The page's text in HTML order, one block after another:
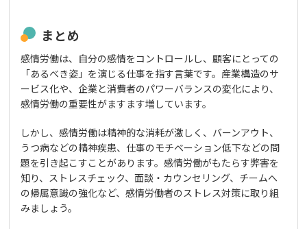
まとめ
感情労働は、自分の感情をコントロールし、顧客にとっての
「あるべき姿」を演じる仕事を指す言葉です。産業構造のサ
ービス化や、企業と消費者のパワーバランスの変化により、
感情労働の重要性がますます増しています。
しかし、感情労働は精神的な消耗が激しく、バーンアウト、
うつ病などの精神疾患、仕事のモチベーション低下などの問
題を引き起こすことがあります。感情労働がもたらす弊害を
知り、ストレスチェック、面談・カウンセリング、チームへ
の帰属意識の強化など、感情労働者のストレス対策に取り組
みましょう。